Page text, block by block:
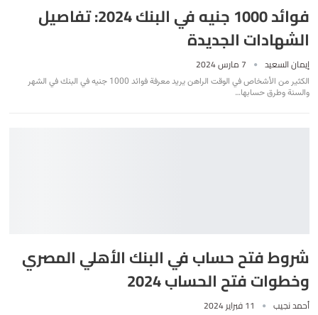
فوائد 1000 جنيه في البنك 2024: تفاصيل
الشهادات الجديدة
إيمان السعيد 7 مارس 2024
الكثير من الأشخاص في الوقت الراهن يريد معرفة فوائد 1000 جنيه في البنك في الشهر
والسنة وطرق حسابها…
شروط فتح حساب في البنك الأهلي المصري
وخطوات فتح الحساب 2024
أحمد نجيب 11 فبراير 2024